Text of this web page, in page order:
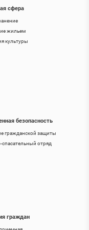
сфера
жильем
культуры
безопасность
гражданской защиты
отряд
граждан